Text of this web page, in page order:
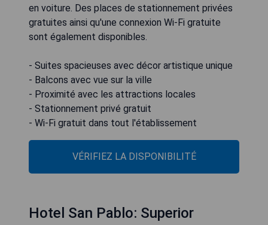
en voiture. Des places de stationnement privées
gratuites ainsi qu'une connexion Wi-Fi gratuite
sont également disponibles.
- Suites spacieuses avec décor artistique unique
- Balcons avec vue sur la ville
- Proximité avec les attractions locales
- Stationnement privé gratuit
- Wi-Fi gratuit dans tout l'établissement
VÉRIFIEZ LA DISPONIBILITÉ
Hotel San Pablo: Superior